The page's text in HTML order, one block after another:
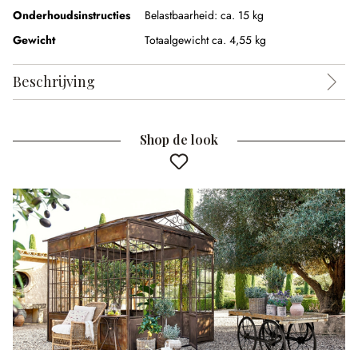
Onderhoudsinstructies
Belastbaarheid: ca. 15 kg
Gewicht
Totaalgewicht ca. 4,55 kg
Beschrijving
Shop de look